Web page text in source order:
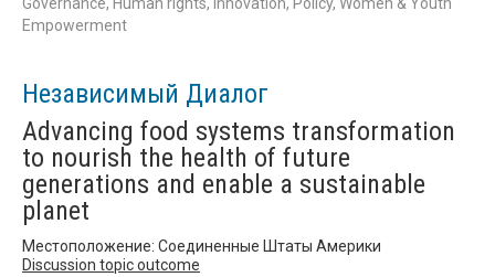
Empowerment
Независимый Диалог
Advancing food systems transformation
to nourish the health of future
generations and enable a sustainable
planet
Местоположение: Соединенные Штаты Америки
Discussion topic outcome